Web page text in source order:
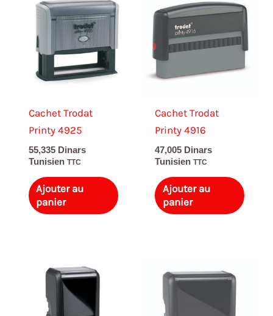
Cachet Trodat
Printy 4925
55,335 Dinars
Tunisien TTC
Ajouter au
panier
Cachet Trodat
Printy 4916
47,005 Dinars
Tunisien TTC
Ajouter au
panier